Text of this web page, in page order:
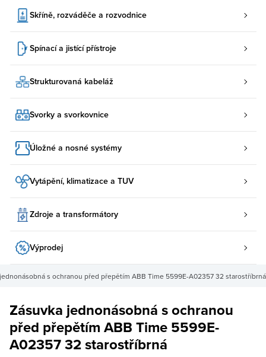
Skříně, rozváděče a rozvodnice
Spínací a jistící přístroje
Strukturovaná kabeláž
Svorky a svorkovnice
Úložné a nosné systémy
Vytápění, klimatizace a TUV
Zdroje a transformátory
Výprodej
s ochranou před přepětím ABB Time 5599E-A02357 32 starostříbrná
Zásuvka jednonásobná s ochranou
před přepětím ABB Time 5599E-
A02357 32 starostříbrná